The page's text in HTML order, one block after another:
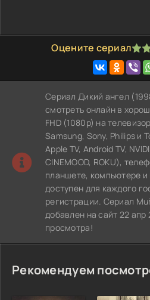
Оцените сериал
1 2 3 4 5
Сериал Дикий ангел
смотреть онлайн в
FHD (1080p) на
Samsung, Sony, Philips и
Apple TV, Android TV,
CINEMOOD, ROKU),
планшете, компьютере
доступен для каждого
регистрации. Сериал
добавлен на сайт 22
просмотра!
Рекомендуем